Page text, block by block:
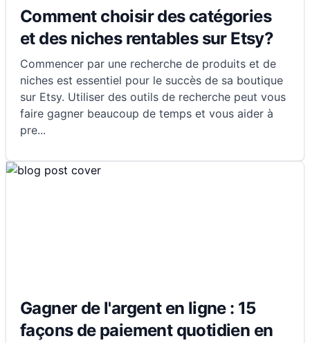
Comment choisir des catégories
et des niches rentables sur Etsy?
Commencer par une recherche de produits et de
niches est essentiel pour le succès de sa boutique
sur Etsy. Utiliser des outils de recherche peut vous
faire gagner beaucoup de temps et vous aider à
pre...
Gagner de l'argent en ligne : 15
façons de paiement quotidien en